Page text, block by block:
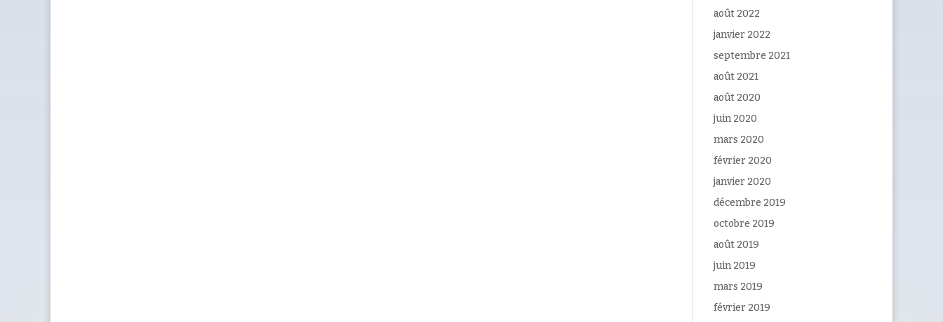
août 2022
janvier 2022
septembre 2021
août 2021
août 2020
juin 2020
mars 2020
février 2020
janvier 2020
décembre 2019
octobre 2019
août 2019
juin 2019
mars 2019
février 2019